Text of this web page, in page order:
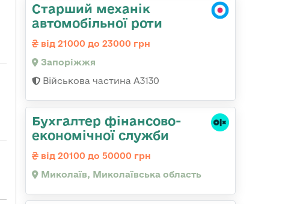
Старший механік
автомобільної роти
від 21000 до 23000 грн
Запоріжжя
Військова частина А3130
Бухгалтер фінансово-
економічної служби
від 20100 до 50000 грн
Миколаїв, Миколаївська область